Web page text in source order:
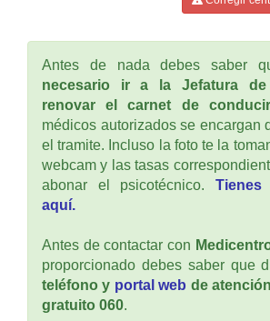
Antes de nada debes saber
necesario ir a la Jefatura de
renovar el carnet de conducir
médicos autorizados se encargan
el tramite. Incluso la foto te la
webcam y las tasas
abonar el psicotécnico. Tienes
aquí.
Antes de contactar con
proporcionado debes saber que
teléfono y portal web de
gratuito 060.